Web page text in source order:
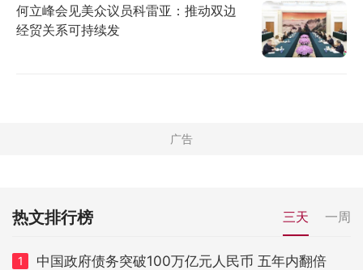
何立峰会见美众议员科雷亚：推动双边
经贸关系可持续发
热文排行榜 三天 一周
1 中国政府债务突破100万亿元人民币 五年内翻倍